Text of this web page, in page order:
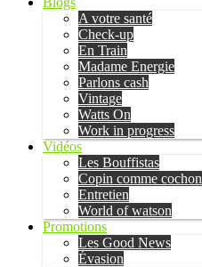
A votre santé
Check-up
En Train
Madame Energie
Parlons cash
Vintage
Watts On
Work in progress
Vidéos
Les Bouffistas
Copin comme cochon
Entretien
World of watson
Promotions
Les Good News
Évasion